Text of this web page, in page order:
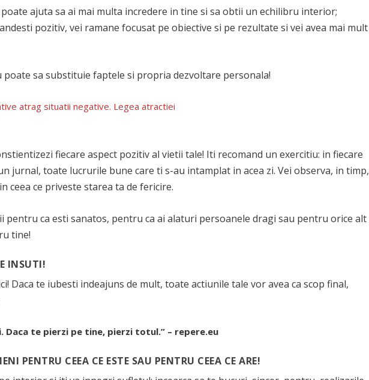
ajuta sa ai mai multa incredere in tine si sa obtii un echilibru interior;
pozitiv, vei ramane focusat pe obiective si pe rezultate si vei avea mai mult
poate sa substituie faptele si propria dezvoltare personala!
atrag situatii negative. Legea atractiei
fiecare aspect pozitiv al vietii tale! Iti recomand un exercitiu: in fiecare
jurnal, toate lucrurile bune care ti s-au intamplat in acea zi. Vei observa, in timp,
ceea ce priveste starea ta de fericire.
pentru ca esti sanatos, pentru ca ai alaturi persoanele dragi sau pentru orice alt
tine!
INSUTI!
Daca te iubesti indeajuns de mult, toate actiunile tale vor avea ca scop final,
Daca te pierzi pe tine, pierzi totul.” – repere.eu
PENTRU CEEA CE ESTE SAU PENTRU CEEA CE ARE!